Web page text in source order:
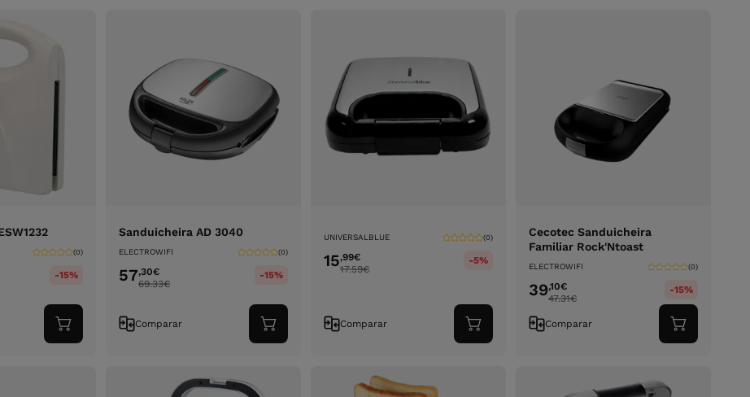
(0)
-15%
Adicionar
ao
Sanduicheira AD 3040
ELECTROWIFI (0)
57,30€
69.33€
-15%
Comparar
Adicionar
ao
UNIVERSALBLUE (0)
15,99€
17.59€
-5%
Comparar
Adicionar
ao
Cecotec Sanduicheira
Familiar Rock'Ntoast
ELECTROWIFI (0)
39,10€
47.31€
-15%
Comparar
Adicionar
ao